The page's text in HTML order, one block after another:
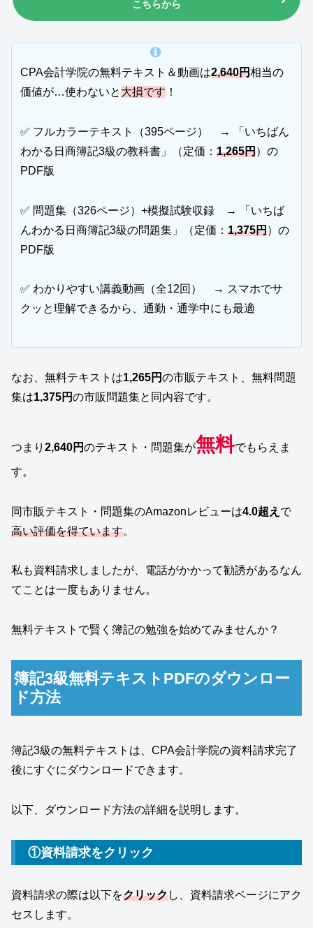
こちらから
CPA会計学院の無料テキスト＆動画は2,640円相当の
価値が…使わないと 大損です ！
✅ フルカラーテキスト（395ページ） → 「いちばん
わかる日商簿記3級の教科書」（定価： 1,265円）の
PDF版
✅ 問題集（326ページ）+模擬試験収録 → 「いちば
んわかる日商簿記3級の問題集」（定価： 1,375円）の
PDF版
✅ わかりやすい講義動画（全12回） → スマホでサ
クッと理解できるから、通勤・通学中にも最適
なお、無料テキストは1,265円の市販テキスト、無料問題
集は1,375円の市販問題集と同内容です。
つまり 2,640円のテキスト・問題集が無料でもらえま
す。
同市販テキスト・問題集のAmazonレビューは4.0超え で
高い評価を得ています。
私も資料請求しましたが、電話がかかって勧誘があるなん
てことは一度もありません。
無料テキストで賢く簿記の勉強を始めてみませんか？
簿記3級無料テキストPDFのダウンロー
ド方法
簿記3級の無料テキストは、CPA会計学院の資料請求完了
後にすぐにダウンロードできます。
以下、ダウンロード方法の詳細を説明します。
①資料請求をクリック
資料請求の際は以下をクリックし、資料請求ページにアク
セスします。